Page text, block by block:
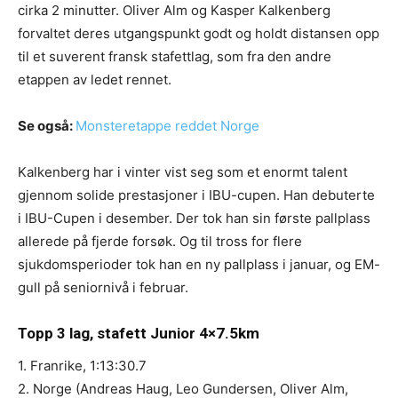
cirka 2 minutter. Oliver Alm og Kasper Kalkenberg
forvaltet deres utgangspunkt godt og holdt distansen opp
til et suverent fransk stafettlag, som fra den andre
etappen av ledet rennet.
Se også: Monsteretappe reddet Norge
Kalkenberg har i vinter vist seg som et enormt talent
gjennom solide prestasjoner i IBU-cupen. Han debuterte
i IBU-Cupen i desember. Der tok han sin første pallplass
allerede på fjerde forsøk. Og til tross for flere
sjukdomsperioder tok han en ny pallplass i januar, og EM-
gull på seniornivå i februar.
Topp 3 lag, stafett Junior 4×7.5km
1. Franrike, 1:13:30.7
2. Norge (Andreas Haug, Leo Gundersen, Oliver Alm,